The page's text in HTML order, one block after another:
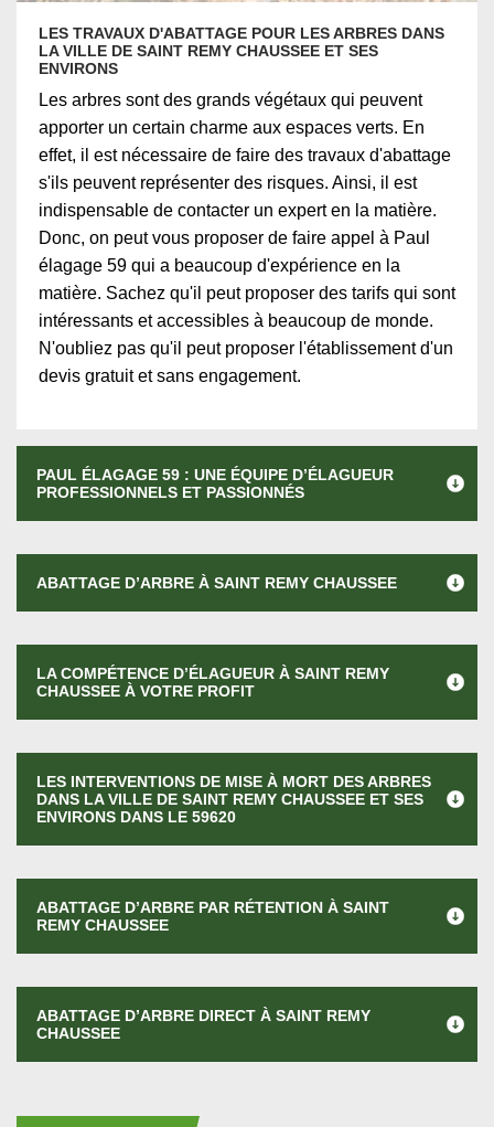
LES TRAVAUX D'ABATTAGE POUR LES ARBRES DANS
LA VILLE DE SAINT REMY CHAUSSEE ET SES
ENVIRONS
Les arbres sont des grands végétaux qui peuvent
apporter un certain charme aux espaces verts. En
effet, il est nécessaire de faire des travaux d'abattage
s'ils peuvent représenter des risques. Ainsi, il est
indispensable de contacter un expert en la matière.
Donc, on peut vous proposer de faire appel à Paul
élagage 59 qui a beaucoup d'expérience en la
matière. Sachez qu'il peut proposer des tarifs qui sont
intéressants et accessibles à beaucoup de monde.
N'oubliez pas qu'il peut proposer l'établissement d'un
devis gratuit et sans engagement.
PAUL ÉLAGAGE 59 : UNE ÉQUIPE D’ÉLAGUEUR
PROFESSIONNELS ET PASSIONNÉS
ABATTAGE D’ARBRE À SAINT REMY CHAUSSEE
LA COMPÉTENCE D’ÉLAGUEUR À SAINT REMY
CHAUSSEE À VOTRE PROFIT
LES INTERVENTIONS DE MISE À MORT DES ARBRES
DANS LA VILLE DE SAINT REMY CHAUSSEE ET SES
ENVIRONS DANS LE 59620
ABATTAGE D’ARBRE PAR RÉTENTION À SAINT
REMY CHAUSSEE
ABATTAGE D’ARBRE DIRECT À SAINT REMY
CHAUSSEE